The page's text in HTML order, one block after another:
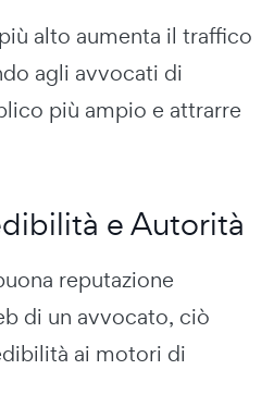
alto aumenta il traffico
agli avvocati di
più ampio e attrarre
e Autorità
reputazione
di un avvocato, ciò
ai motori di